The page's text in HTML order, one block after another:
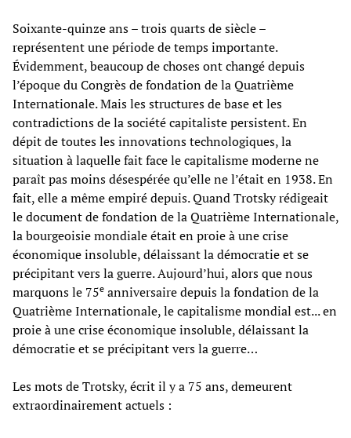
Soixante-quinze ans – trois quarts de siècle –
représentent une période de temps importante.
Évidemment, beaucoup de choses ont changé depuis
l’époque du Congrès de fondation de la Quatrième
Internationale. Mais les structures de base et les
contradictions de la société capitaliste persistent. En
dépit de toutes les innovations technologiques, la
situation à laquelle fait face le capitalisme moderne ne
paraît pas moins désespérée qu’elle ne l’était en 1938. En
fait, elle a même empiré depuis. Quand Trotsky rédigeait
le document de fondation de la Quatrième Internationale,
la bourgeoisie mondiale était en proie à une crise
économique insoluble, délaissant la démocratie et se
précipitant vers la guerre. Aujourd’hui, alors que nous
marquons le 75e anniversaire depuis la fondation de la
Quatrième Internationale, le capitalisme mondial est... en
proie à une crise économique insoluble, délaissant la
démocratie et se précipitant vers la guerre…
Les mots de Trotsky, écrit il y a 75 ans, demeurent
extraordinairement actuels :